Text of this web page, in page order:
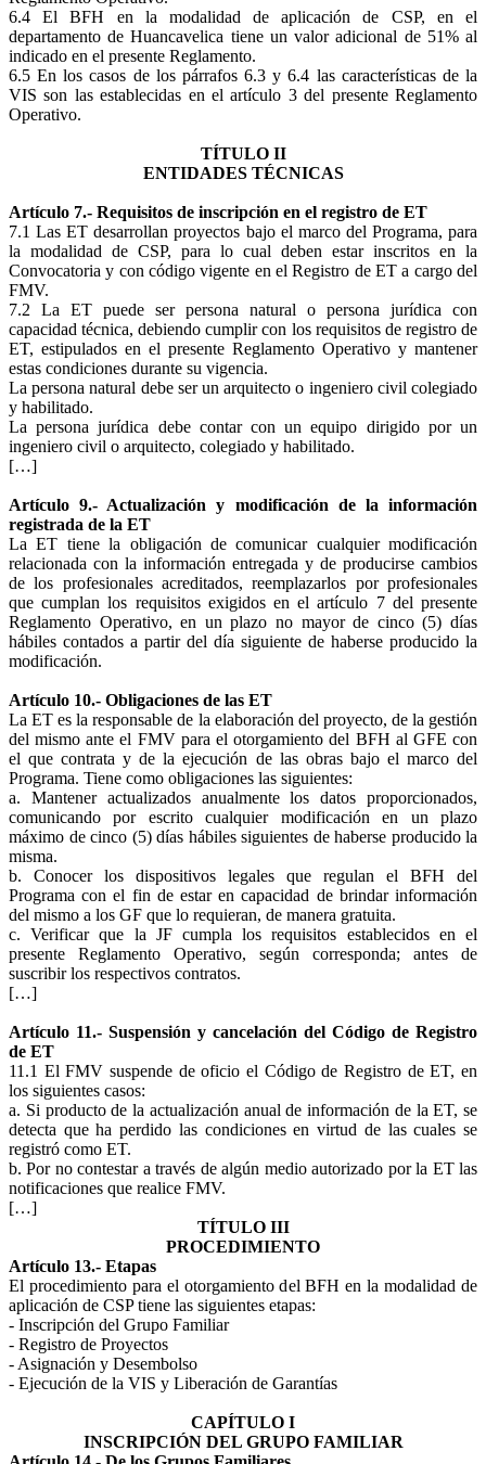
6.4 El BFH en la modalidad de aplicación de CSP, en el
departamento de Huancavelica tiene un valor adicional de 51% al
indicado en el presente Reglamento.
6.5 En los casos de los párrafos 6.3 y 6.4 las características de la
VIS son las establecidas en el artículo 3 del presente Reglamento
Operativo.
TÍTULO II
ENTIDADES TÉCNICAS
Artículo 7.- Requisitos de inscripción en el registro de ET
7.1 Las ET desarrollan proyectos bajo el marco del Programa, para
la modalidad de CSP, para lo cual deben estar inscritos en la
Convocatoria y con código vigente en el Registro de ET a cargo del
FMV.
7.2 La ET puede ser persona natural o persona jurídica con
capacidad técnica, debiendo cumplir con los requisitos de registro de
ET, estipulados en el presente Reglamento Operativo y mantener
estas condiciones durante su vigencia.
La persona natural debe ser un arquitecto o ingeniero civil colegiado
y habilitado.
La persona jurídica debe contar con un equipo dirigido por un
ingeniero civil o arquitecto, colegiado y habilitado.
[…]
Artículo 9.- Actualización y modificación de la información
registrada de la ET
La ET tiene la obligación de comunicar cualquier modificación
relacionada con la información entregada y de producirse cambios
de los profesionales acreditados, reemplazarlos por profesionales
que cumplan los requisitos exigidos en el artículo 7 del presente
Reglamento Operativo, en un plazo no mayor de cinco (5) días
hábiles contados a partir del día siguiente de haberse producido la
modificación.
Artículo 10.- Obligaciones de las ET
La ET es la responsable de la elaboración del proyecto, de la gestión
del mismo ante el FMV para el otorgamiento del BFH al GFE con
el que contrata y de la ejecución de las obras bajo el marco del
Programa. Tiene como obligaciones las siguientes:
a. Mantener actualizados anualmente los datos proporcionados,
comunicando por escrito cualquier modificación en un plazo
máximo de cinco (5) días hábiles siguientes de haberse producido la
misma.
b. Conocer los dispositivos legales que regulan el BFH del
Programa con el fin de estar en capacidad de brindar información
del mismo a los GF que lo requieran, de manera gratuita.
c. Verificar que la JF cumpla los requisitos establecidos en el
presente Reglamento Operativo, según corresponda; antes de
suscribir los respectivos contratos.
[…]
Artículo 11.- Suspensión y cancelación del Código de Registro
de ET
11.1 El FMV suspende de oficio el Código de Registro de ET, en
los siguientes casos:
a. Si producto de la actualización anual de información de la ET, se
detecta que ha perdido las condiciones en virtud de las cuales se
registró como ET.
b. Por no contestar a través de algún medio autorizado por la ET las
notificaciones que realice FMV.
[…]
TÍTULO III
PROCEDIMIENTO
Artículo 13.- Etapas
El procedimiento para el otorgamiento del BFH en la modalidad de
aplicación de CSP tiene las siguientes etapas:
- Inscripción del Grupo Familiar
- Registro de Proyectos
- Asignación y Desembolso
- Ejecución de la VIS y Liberación de Garantías
CAPÍTULO I
INSCRIPCIÓN DEL GRUPO FAMILIAR